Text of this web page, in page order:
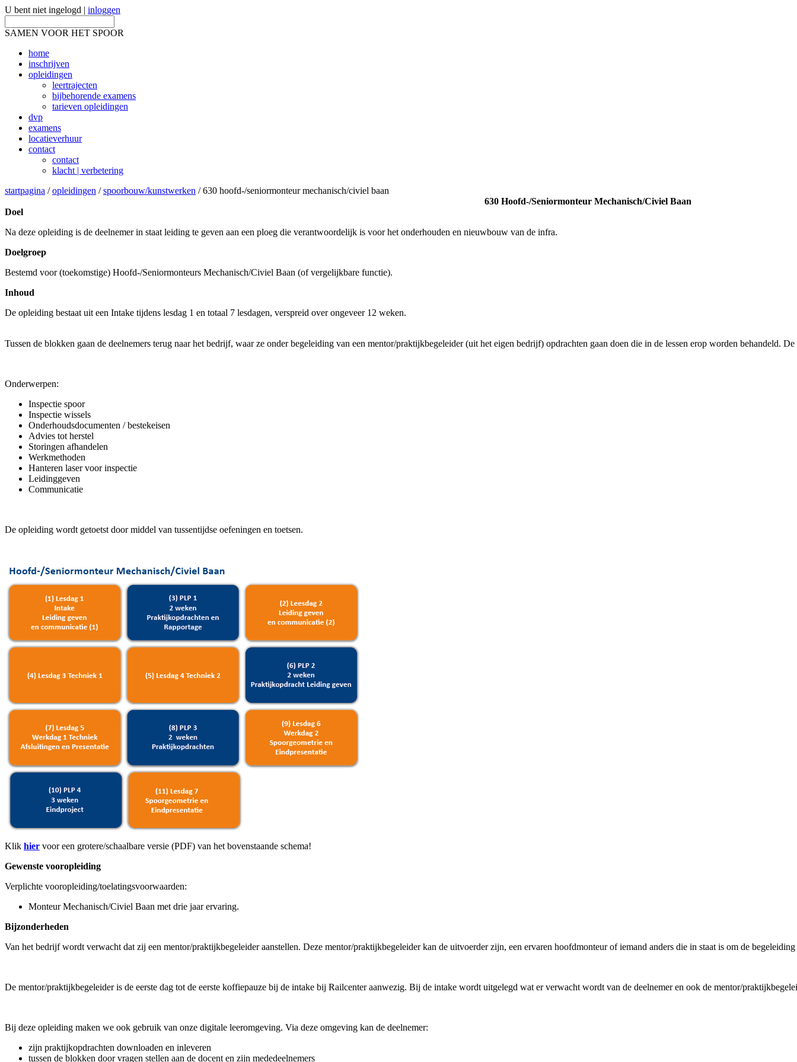
U bent niet ingelogd | inloggen
SAMEN VOOR HET SPOOR
home
inschrijven
opleidingen
leertrajecten
bijbehorende examens
tarieven opleidingen
dvp
examens
locatieverhuur
contact
contact
klacht | verbetering
startpagina /opleidingen /spoorbouw/kunstwerken / 630 hoofd-/seniormonteur mechanisch/civiel baan
630 Hoofd-/Seniormonteur Mechanisch/Civiel Baan
Doel
Na deze opleiding is de deelnemer in staat leiding te geven aan een ploeg die verantwoordelijk is voor het onderhouden en nieuwbouw van de infra.
Doelgroep
Bestemd voor (toekomstige) Hoofd-/Seniormonteurs Mechanisch/Civiel Baan (of vergelijkbare functie).
Inhoud
De opleiding bestaat uit een Intake tijdens lesdag 1 en totaal 7 lesdagen, verspreid over ongeveer 12 weken.
Tussen de blokken gaan de deelnemers terug naar het bedrijf, waar ze onder begeleiding van een mentor/praktijkbegeleider (uit het eigen bedrijf) opdrachten gaan doen die in de lessen erop worden behandeld.
Onderwerpen:
Inspectie spoor
Inspectie wissels
Onderhoudsdocumenten / bestekeisen
Advies tot herstel
Storingen afhandelen
Werkmethoden
Hanteren laser voor inspectie
Leidinggeven
Communicatie
De opleiding wordt getoetst door middel van tussentijdse oefeningen en toetsen.
Klik hier voor een grotere/schaalbare versie (PDF) van het bovenstaande schema!
Gewenste vooropleiding
Verplichte vooropleiding/toelatingsvoorwaarden:
Monteur Mechanisch/Civiel Baan met drie jaar ervaring.
Bijzonderheden
Van het bedrijf wordt verwacht dat zij een mentor/praktijkbegeleider aanstellen. Deze mentor/praktijkbegeleider kan de uitvoerder zijn, een ervaren hoofdmonteur of iemand anders die in staat is om de
De mentor/praktijkbegeleider is de eerste dag tot de eerste koffiepauze bij de intake bij Railcenter aanwezig. Bij de intake wordt uitgelegd wat er verwacht wordt van de deelnemer en ook de mentor/
Bij deze opleiding maken we ook gebruik van onze digitale leeromgeving. Via deze omgeving kan de deelnemer:
zijn praktijkopdrachten downloaden en inleveren
tussen de blokken door vragen stellen aan de docent en zijn mededeelnemers